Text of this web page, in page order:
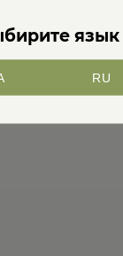
язык
RU